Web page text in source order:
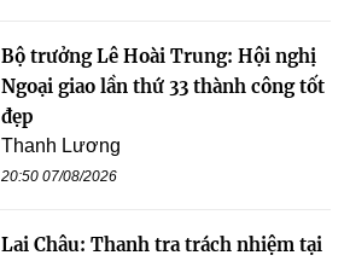
Bộ trưởng Lê Hoài Trung: Hội nghị
Ngoại giao lần thứ 33 thành công tốt
đẹp
Thanh Lương
20:50 07/08/2026
Lai Châu: Thanh tra trách nhiệm tại